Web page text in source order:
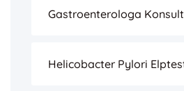
Gastroenterologa
Helicobacter Pylori